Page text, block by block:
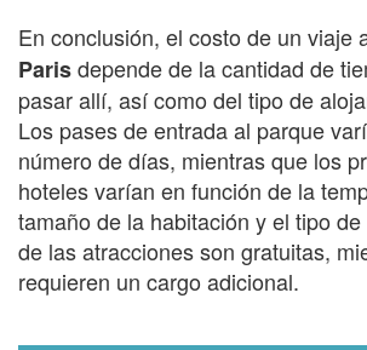
En conclusión, el costo de un viaje
Parisdepende de la cantidad de
pasar allí, así como del tipo de
Los pases de entrada al parque
número de días, mientras que los
hoteles varían en función de la
tamaño de la habitación y el tipo
de las atracciones son gratuitas,
requieren un cargo adicional.